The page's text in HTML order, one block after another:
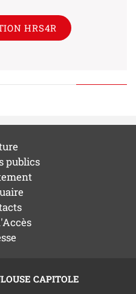
HRS4R
publics
CAPITOLE